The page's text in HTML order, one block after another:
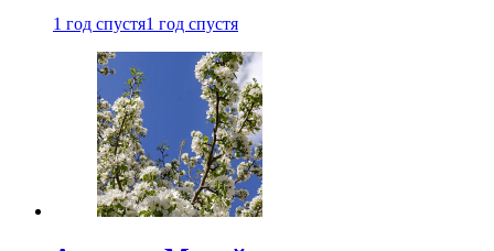
1 год спустя1 год спустя